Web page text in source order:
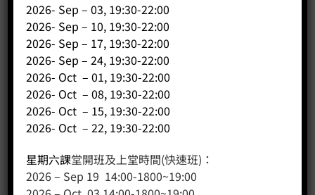
客戶服務
聯絡我們
網站地圖
友站連結
產品分類
咖啡課程
2026- Sep – 03, 19:30-22:00
2026- Sep – 10, 19:30-22:00
2026- Sep – 17, 19:30-22:00
2026- Sep – 24, 19:30-22:00
2026- Oct – 01, 19:30-22:00
2026- Oct – 08, 19:30-22:00
2026- Oct – 15, 19:30-22:00
2026- Oct – 22, 19:30-22:00
星期六課堂開班及上堂時間(快速班)：
2026 – Sep 19 14:00-1800~19:00